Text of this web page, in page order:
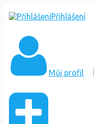
Přihlášení
Můj profil